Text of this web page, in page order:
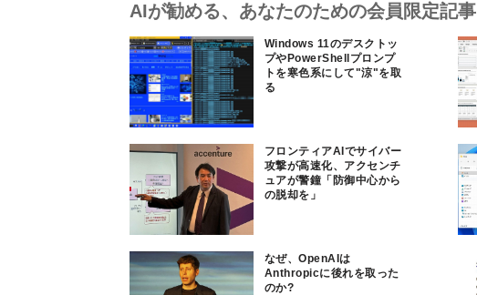
AIが勧める、あなたのための会員限定記事
Windows 11のデスクトッ
プやPowerShellプロンプ
トを寒色系にして"涼"を取
る
フロンティアAIでサイバー
攻撃が高速化、アクセンチ
ュアが警鐘「防御中心から
の脱却を」
なぜ、OpenAIは
Anthropicに後れを取った
のか?